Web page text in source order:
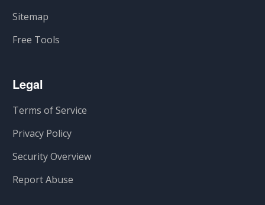
Sitemap
Free Tools
Legal
Terms of Service
Privacy Policy
Security Overview
Report Abuse